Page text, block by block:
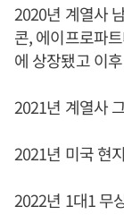
2020년 계열사
콘, 에이프로파
에 상장됐고 이
2021년 계열사
2021년 미국 현
2022년 1대1 무